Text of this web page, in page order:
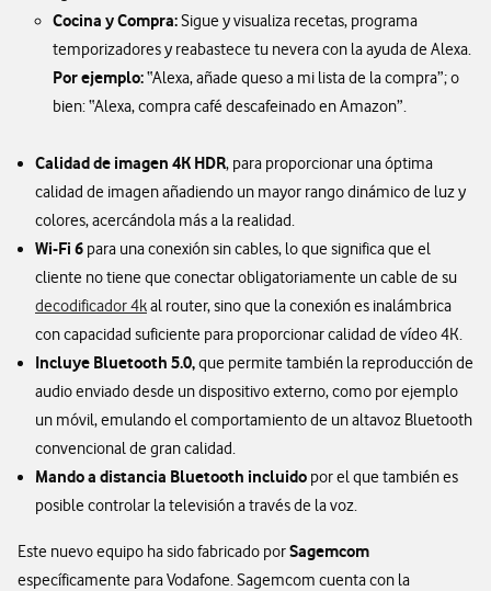
Cocina y Compra:Sigue y visualiza recetas, programa
temporizadores y reabastece tu nevera con la ayuda de Alexa.
Por ejemplo:“Alexa, añade queso a mi lista de la compra”; o
bien: “Alexa, compra café descafeinado en Amazon”.
Calidad de imagen 4K HDR, para proporcionar una óptima
calidad de imagen añadiendo un mayor rango dinámico de luz y
colores, acercándola más a la realidad.
Wi-Fi 6 para una conexión sin cables, lo que significa que el
cliente no tiene que conectar obligatoriamente un cable de su
decodificador 4kal router, sino que la conexión es inalámbrica
con capacidad suficiente para proporcionar calidad de vídeo 4K.
Incluye Bluetooth 5.0,que permite también la reproducción de
audio enviado desde un dispositivo externo, como por ejemplo
un móvil, emulando el comportamiento de un altavoz Bluetooth
convencional de gran calidad.
Mando a distancia Bluetooth incluido por el que también es
posible controlar la televisión a través de la voz.
Este nuevo equipo ha sido fabricado porSagemcom
específicamente para Vodafone. Sagemcom cuenta con la